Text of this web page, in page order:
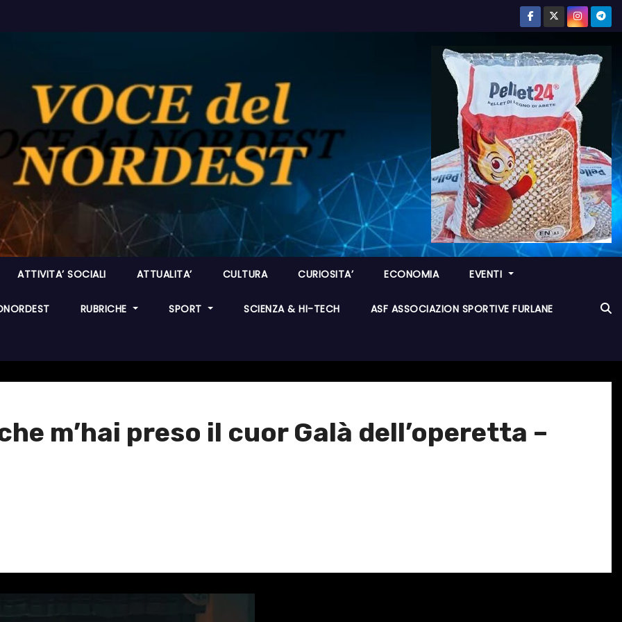
ATTIVITA’ SOCIALI ATTUALITA’ CULTURA CURIOSITA’ ECONOMIA EVENTI
RUBRICHE SPORT SCIENZA & HI-TECH ASF ASSOCIAZION SPORTIVE FURLANE
m’hai preso il cuor Galà dell’operetta –